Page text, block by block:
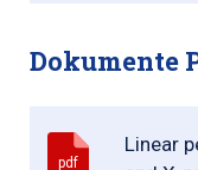
Dokumente
pdf
Linear